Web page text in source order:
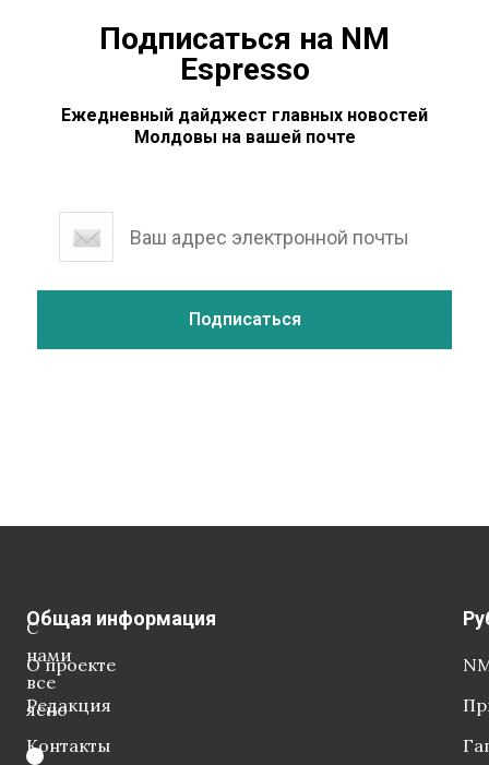
Подписаться на NM
Espresso
Ежедневный дайджест главных новостей
Молдовы на вашей почте
С
нами
все
ясно
Общая информация
О проекте
Редакция
Контакты